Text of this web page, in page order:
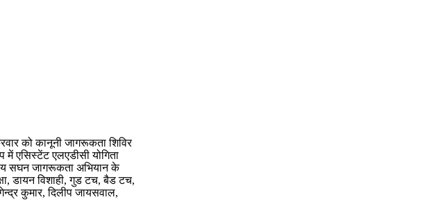
को कानूनी जागरूकता शिविर
एसिस्टेंट एलएडीसी योगिता
सघन जागरूकता अभियान के
डायन विशाही, गुड टच, बैड टच,
कुमार, दिलीप जायसवाल,